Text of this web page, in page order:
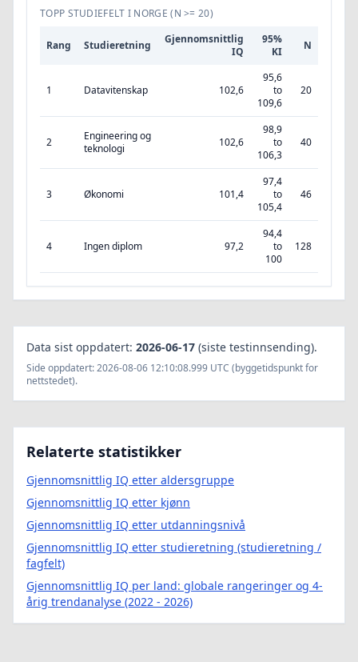
TOPP STUDIEFELT I NORGE (N >= 20)
Rang Studieretning
Gjennomsnittlig
IQ
95%
KI
N
1 Datavitenskap 102,6
95,6
to
109,6
20
2
Engineering og
teknologi
102,6
98,9
to
106,3
40
3 Økonomi 101,4
97,4
to
105,4
46
4 Ingen diplom 97,2
94,4
to
100
128
Data sist oppdatert: 2026-06-17 (siste testinnsending).
Side oppdatert: 2026-08-06 12:10:08.999 UTC (byggetidspunkt for
nettstedet).
Relaterte statistikker
Gjennomsnittlig IQ etter aldersgruppe
Gjennomsnittlig IQ etter kjønn
Gjennomsnittlig IQ etter utdanningsnivå
Gjennomsnittlig IQ etter studieretning (studieretning /
fagfelt)
Gjennomsnittlig IQ per land: globale rangeringer og 4-
årig trendanalyse (2022 - 2026)